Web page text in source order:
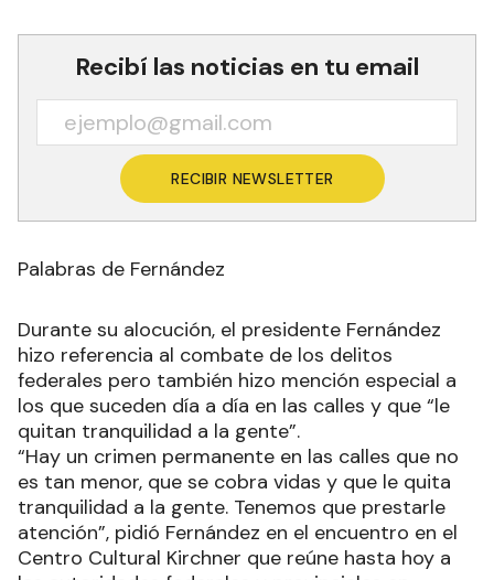
Recibí las noticias en tu email
RECIBIR NEWSLETTER
Palabras de Fernández
Durante su alocución, el presidente Fernández
hizo referencia al combate de los delitos
federales pero también hizo mención especial a
los que suceden día a día en las calles y que “le
quitan tranquilidad a la gente”.
“Hay un crimen permanente en las calles que no
es tan menor, que se cobra vidas y que le quita
tranquilidad a la gente. Tenemos que prestarle
atención”, pidió Fernández en el encuentro en el
Centro Cultural Kirchner que reúne hasta hoy a